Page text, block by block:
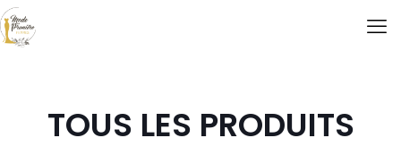
TOUS LES PRODUITS